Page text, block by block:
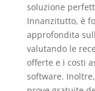
soluzione
Innanzitutto, è
approfondita
valutando le
offerte e i costi
software.